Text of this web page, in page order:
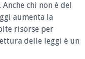
chi non è del
aumenta la
risorse per
delle leggi è un